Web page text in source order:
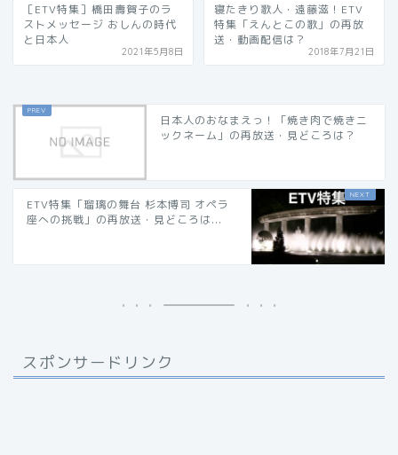
［ETV特集］橋田壽賀子のラ
ストメッセージ おしんの時代
と日本人
2021年5月8日
寝たきり歌人・遠藤滋！ETV
特集「えんとこの歌」の再放
送・動画配信は？
2018年7月21日
日本人のおなまえっ！「焼き肉で焼きニ
ックネーム」の再放送・見どころは？
ETV特集「瑠璃の舞台 杉本博司 オペラ
座への挑戦」の再放送・見どころは...
スポンサードリンク